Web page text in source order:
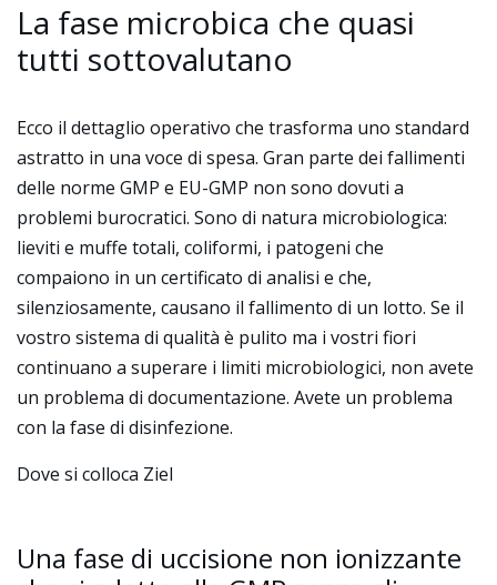
La fase microbica che quasi
tutti sottovalutano
Ecco il dettaglio operativo che trasforma uno standard
astratto in una voce di spesa. Gran parte dei fallimenti
delle norme GMP e EU-GMP non sono dovuti a
problemi burocratici. Sono di natura microbiologica:
lieviti e muffe totali, coliformi, i patogeni che
compaiono in un certificato di analisi e che,
silenziosamente, causano il fallimento di un lotto. Se il
vostro sistema di qualità è pulito ma i vostri fiori
continuano a superare i limiti microbiologici, non avete
un problema di documentazione. Avete un problema
con la fase di disinfezione.
Dove si colloca Ziel
Una fase di uccisione non ionizzante